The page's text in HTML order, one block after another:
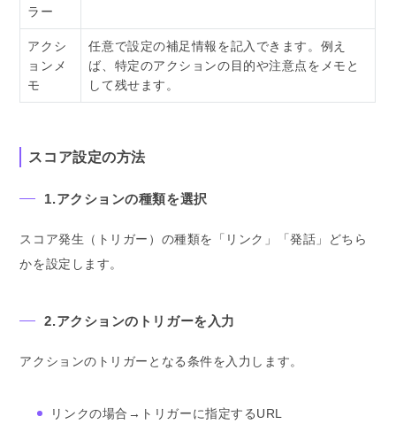
ラー
アクシ
ョンメ
モ
任意で設定の補足情報を記入できます。例え
ば、特定のアクションの目的や注意点をメモと
して残せます。
スコア設定の方法
1.アクションの種類を選択
スコア発生（トリガー）の種類を「リンク」「発話」どちら
かを設定します。
2.アクションのトリガーを入力
アクションのトリガーとなる条件を入力します。
リンクの場合→トリガーに指定するURL